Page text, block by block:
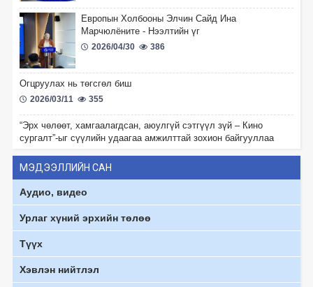
Европын Холбооны Элчин Сайд Ина
Марчюлёните - Нээлтийн үг
2026/04/30 386
Огцруулах нь төгсгөл биш
2026/03/11 355
“Эрх чөлөөт, хамгаалагдсан, аюулгүй сэтгүүл зүй – Кино
сургалт”-ыг сүүлийн удаагаа амжилттай зохион байгууллаа
2026/01/15 578
“Үзэл бодлоо илэрхийлэх эрх чөлөө – Иргэний
орон зайн баталгаа болох нь” олон талт
хэлэлцүүлэг боллоо.
2025/12/11 526
“Глоб Интернэшнл Төв” ТББ-ын Удирдах зөвлөлийн дарга
Х.Наранжаргал
2025/12/11 595
МЭДЭЭЛЛИЙН САН
Аудио, видео
Урлаг хүний эрхийн төлөө
Түүх
Хэвлэн нийтлэл